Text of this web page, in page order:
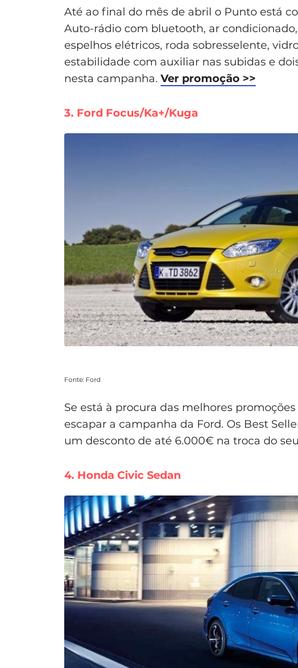
Até ao final do mês de abril o Punto está
Auto-rádio com bluetooth, ar
espelhos elétricos, roda sobresselente,
estabilidade com auxiliar nas subidas e
nesta campanha. Ver promoção >>
3. Ford Focus/Ka+/Kuga
Fonte: Ford
Se está à procura das melhores
escapar a campanha da Ford. Os Best
um desconto de até 6.000€ na troca do
4. Honda Civic Sedan